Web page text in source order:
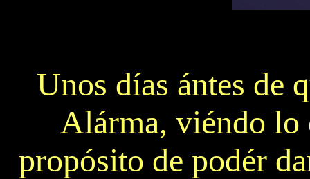
Unos días ántes de
Alárma, viéndo lo
propósito de podér